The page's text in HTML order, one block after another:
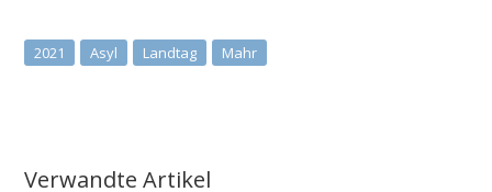
2021 Asyl Landtag Mahr
Verwandte Artikel